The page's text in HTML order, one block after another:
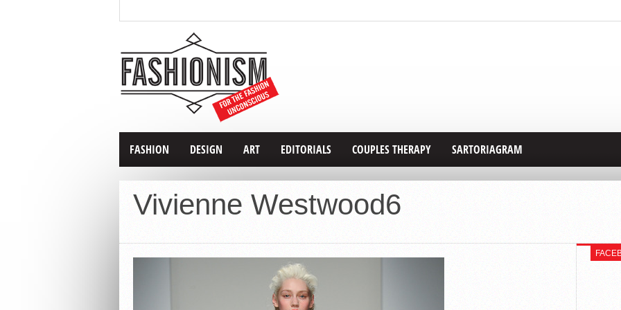
FASHION DESIGN ART EDITORIALS COUPLES THERAPY SARTORIAGRAM
Vivienne Westwood6